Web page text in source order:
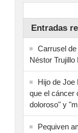
Entradas
Carrusel
Néstor Trujillo
Hijo de Joe
que el cáncer
doloroso" y
Pequiven